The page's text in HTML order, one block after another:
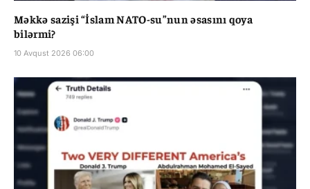
Məkkə sazişi “İslam NATO-su”nun əsasını qoya
bilərmi?
10 Avqust 2026 06:00